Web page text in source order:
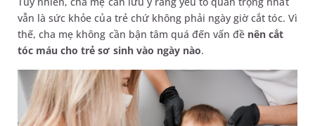
vẫn là sức khỏe của trẻ chứ không phải ngày giờ cắt tóc. Vì
thế, cha mẹ không cần bận tâm quá đến vấn đề nên cắt
tóc máu cho trẻ sơ sinh vào ngày nào.